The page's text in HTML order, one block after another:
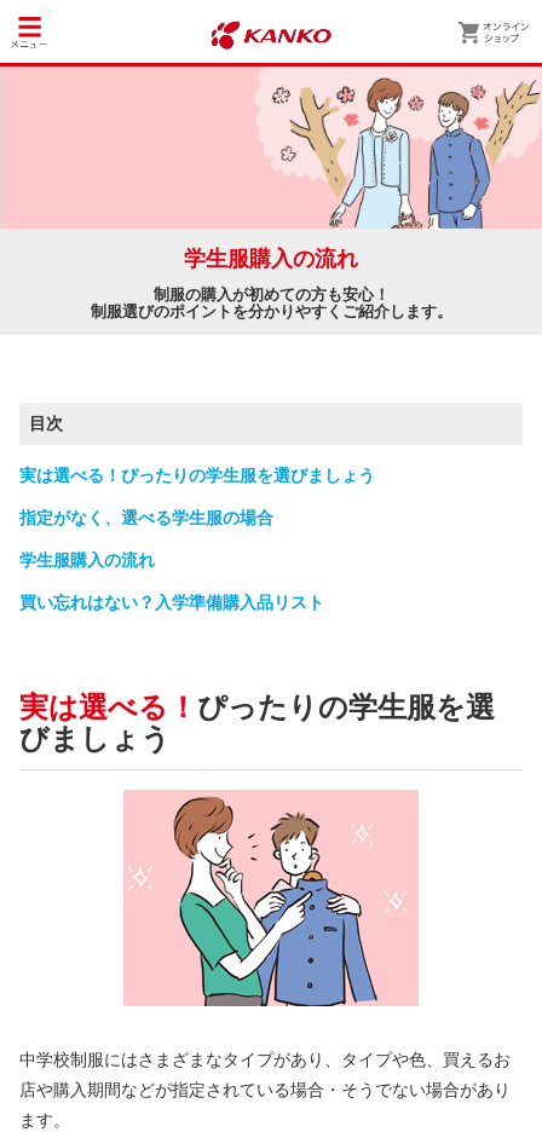
学生服購入の流れ
制服の購入が初めての方も安心！
制服選びのポイントを分かりやすくご紹介します。
目次
実は選べる！ぴったりの学生服を選びましょう
指定がなく、選べる学生服の場合
学生服購入の流れ
買い忘れはない？入学準備購入品リスト
実は選べる！ ぴったりの学生服を選
びましょう
中学校制服にはさまざまなタイプがあり、タイプや色、買えるお
店や購入期間などが指定されている場合・そうでない場合があり
ます。